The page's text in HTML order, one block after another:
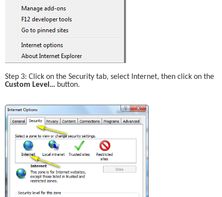
Custom Level… button.